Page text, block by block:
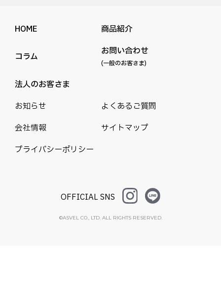
HOME 商品紹介
コラム お問い合わせ
(一般のお客さま)
法人のお客さま
お知らせ
よくあるご質問
会社情報
サイトマップ
プライバシーポリシー
OFFICIAL SNS
©ASVEL CO., LTD. ALL RIGHTS RESERVED.